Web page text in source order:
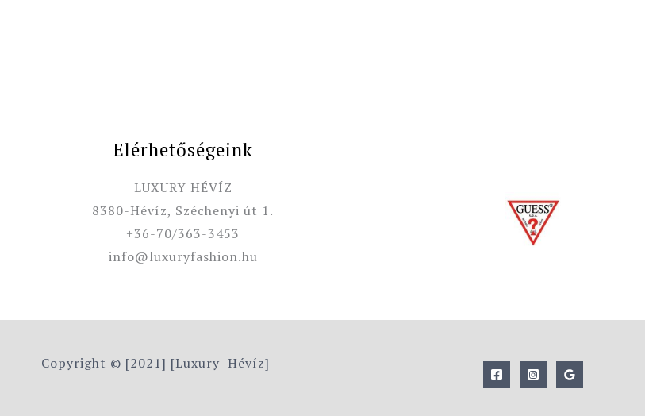
Elérhetőségeink
LUXURY HÉVÍZ
8380-Hévíz, Széchenyi út 1.
+36-70/363-3453
info@luxuryfashion.hu
Copyright © [2021] [Luxury Hévíz]